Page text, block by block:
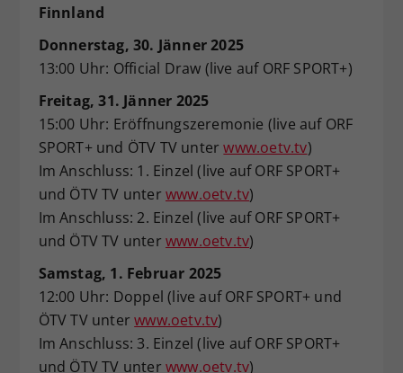
Finnland
Donnerstag, 30. Jänner 2025
13:00 Uhr: Official Draw (live auf ORF SPORT+)
Freitag, 31. Jänner 2025
15:00 Uhr: Eröffnungszeremonie (live auf ORF
SPORT+ und ÖTV TV unterwww.oetv.tv)
Im Anschluss: 1. Einzel (live auf ORF SPORT+
und ÖTV TV unter www.oetv.tv)
Im Anschluss: 2. Einzel (live auf ORF SPORT+
und ÖTV TV unter www.oetv.tv)
Samstag, 1. Februar 2025
12:00 Uhr: Doppel (live auf ORF SPORT+ und
ÖTV TV unterwww.oetv.tv)
Im Anschluss: 3. Einzel (live auf ORF SPORT+
und ÖTV TV unter www.oetv.tv)